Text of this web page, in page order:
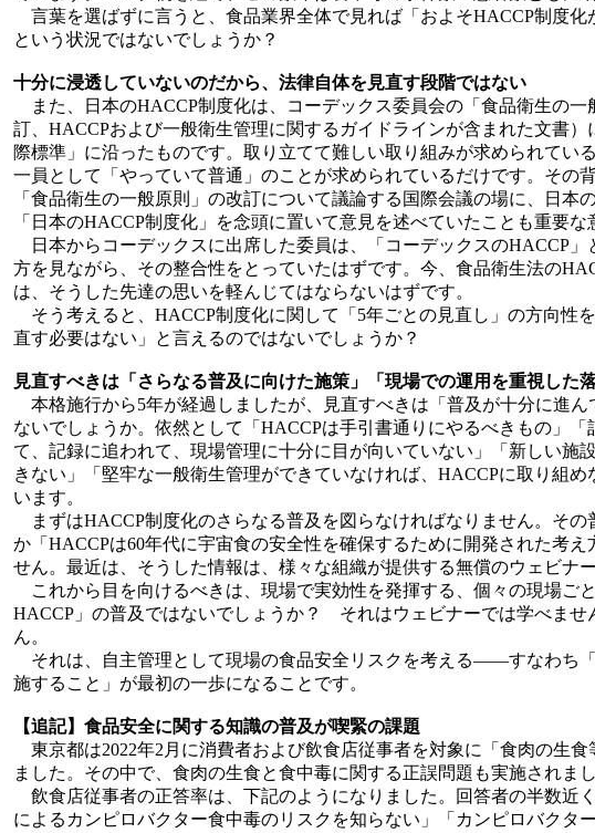
言葉を選ばずに言うと、食品業界全体で見れば「およそHACCP制度化
という状況ではないでしょうか？
十分に浸透していないのだから、法律自体を見直す段階ではない
また、日本のHACCP制度化は、コーデックス委員会の「食品衛生の一
訂、HACCPおよび一般衛生管理に関するガイドラインが含まれた文書
際標準」に沿ったものです。取り立てて難しい取り組みが求められてい
一員として「やっていて普通」のことが求められているだけです。その
「食品衛生の一般原則」の改訂について議論する国際会議の場に、日本
「日本のHACCP制度化」を念頭に置いて意見を述べていたことも重要な
日本からコーデックスに出席した委員は、「コーデックスのHACCP」
方を見ながら、その整合性をとっていたはずです。今、食品衛生法の
は、そうした先達の思いを軽んじてはならないはずです。
そう考えると、HACCP制度化に関して「5年ごとの見直し」の方向性
直す必要はない」と言えるのではないでしょうか？
見直すべきは「さらなる普及に向けた施策」「現場での運用を重視した落
本格施行から5年が経過しましたが、見直すべきは「普及が十分に進ん
ないでしょうか。依然として「HACCPは手引書通りにやるべきもの」
て、記録に追われて、現場管理に十分に目が向いていない」「新しい施
きない」「堅牢な一般衛生管理ができていなければ、HACCPに取り組
います。
まずはHACCP制度化のさらなる普及を図らなければなりません。その
か「HACCPは60年代に宇宙食の安全性を確保するために開発された考え
せん。最近は、そうした情報は、様々な組織が提供する無償のウェビナ
これから目を向けるべきは、現場で実効性を発揮する、個々の現場ご
HACCP」の普及ではないでしょうか？ それはウェビナーでは学べませ
ん。
それは、自主管理として現場の食品安全リスクを考える――すなわち
施すること」が最初の一歩になることです。
【追記】食品安全に関する知識の普及が喫緊の課題
東京都は2022年2月に消費者および飲食店従事者を対象に「食肉の生食
ました。その中で、食肉の生食と食中毒に関する正誤問題も実施されまし
飲食店従事者の正答率は、下記のようになりました。回答者の半数近
によるカンピロバクター食中毒のリスクを知らない」「カンピロバクタ